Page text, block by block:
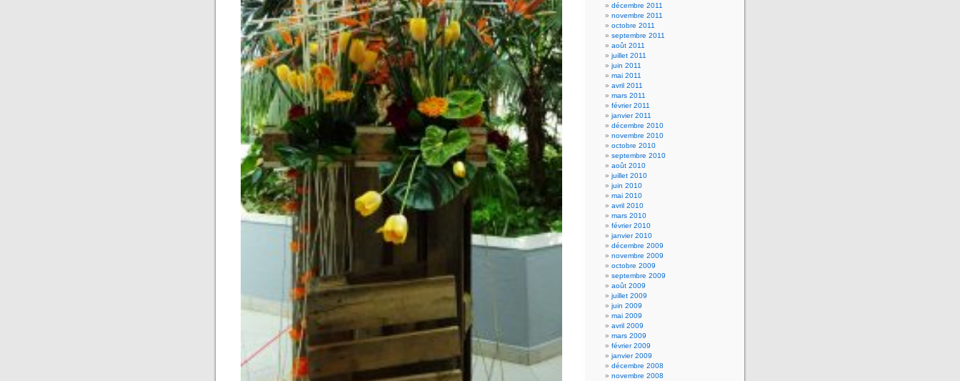
décembre 2011
novembre 2011
octobre 2011
septembre 2011
août 2011
juillet 2011
juin 2011
mai 2011
avril 2011
mars 2011
février 2011
janvier 2011
décembre 2010
novembre 2010
octobre 2010
septembre 2010
août 2010
juillet 2010
juin 2010
mai 2010
avril 2010
mars 2010
février 2010
janvier 2010
décembre 2009
novembre 2009
octobre 2009
septembre 2009
août 2009
juillet 2009
juin 2009
mai 2009
avril 2009
mars 2009
février 2009
janvier 2009
décembre 2008
novembre 2008